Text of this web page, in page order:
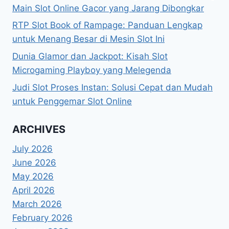
Main Slot Online Gacor yang Jarang Dibongkar
RTP Slot Book of Rampage: Panduan Lengkap
untuk Menang Besar di Mesin Slot Ini
Dunia Glamor dan Jackpot: Kisah Slot
Microgaming Playboy yang Melegenda
Judi Slot Proses Instan: Solusi Cepat dan Mudah
untuk Penggemar Slot Online
ARCHIVES
July 2026
June 2026
May 2026
April 2026
March 2026
February 2026